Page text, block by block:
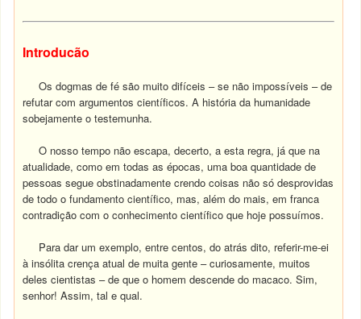
Introducão
Os dogmas de fé são muito difíceis – se não impossíveis – de
refutar com argumentos científicos. A história da humanidade
sobejamente o testemunha.
O nosso tempo não escapa, decerto, a esta regra, já que na
atualidade, como em todas as épocas, uma boa quantidade de
pessoas segue obstinadamente crendo coisas não só desprovidas
de todo o fundamento científico, mas, além do mais, em franca
contradição com o conhecimento científico que hoje possuímos.
Para dar um exemplo, entre centos, do atrás dito, referir-me-ei
à insólita crença atual de muita gente – curiosamente, muitos
deles cientistas – de que o homem descende do macaco. Sim,
senhor! Assim, tal e qual.